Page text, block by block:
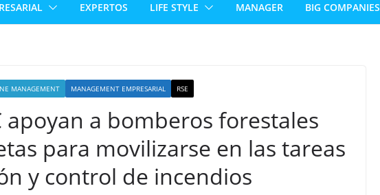
EXPERTOS LIFE STYLE MANAGER BIG COMPANIES
MANAGEMENT MANAGEMENT EMPRESARIAL RSE
apoyan a bomberos forestales
para movilizarse en las tareas
y control de incendios